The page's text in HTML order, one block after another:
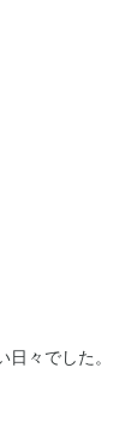
々でした。